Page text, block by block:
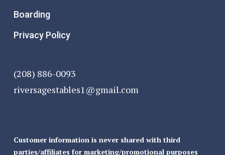
Boarding
Privacy Policy
(208) 886-0093
riversagestables1@gmail.com
Customer information is never shared with third
parties/affiliates for marketing/promotional purposes